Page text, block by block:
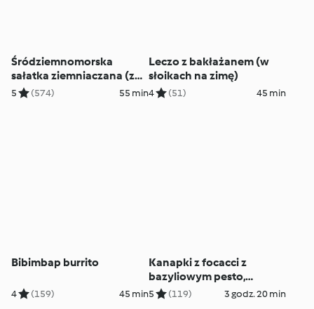
Śródziemnomorska
sałatka ziemniaczana (z
osłoną noża miksującego
5 (574) 55 min
Leczo z bakłażanem (w
słoikach na zimę)
4 (51) 45 min
Bibimbap burrito
4 (159) 45 min
Kanapki z focacci z
bazyliowym pesto,
mozzarellą i pomidorem
5 (119) 3 godz. 20 min